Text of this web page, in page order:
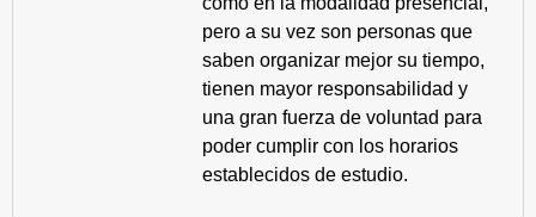
pero a su vez son personas que
saben organizar mejor su tiempo,
tienen mayor responsabilidad y
una gran fuerza de voluntad para
poder cumplir con los horarios
establecidos de estudio.